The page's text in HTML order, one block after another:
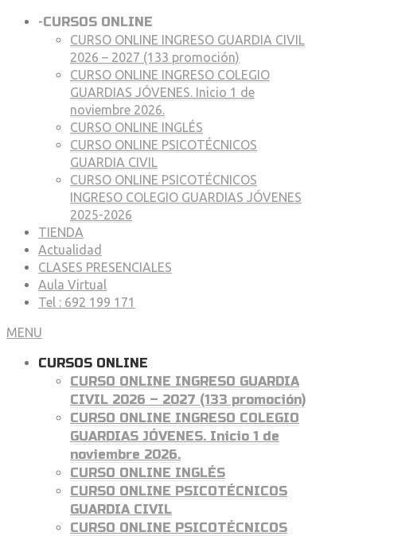
-CURSOS ONLINE
CURSO ONLINE INGRESO GUARDIA CIVIL
2026 – 2027 (133 promoción)
CURSO ONLINE INGRESO COLEGIO
GUARDIAS JÓVENES. Inicio 1 de
noviembre 2026.
CURSO ONLINE INGLÉS
CURSO ONLINE PSICOTÉCNICOS
GUARDIA CIVIL
CURSO ONLINE PSICOTÉCNICOS
INGRESO COLEGIO GUARDIAS JÓVENES
2025-2026
TIENDA
Actualidad
CLASES PRESENCIALES
Aula Virtual
Tel : 692 199 171
MENU
CURSOS ONLINE
CURSO ONLINE INGRESO GUARDIA
CIVIL 2026 – 2027 (133 promoción)
CURSO ONLINE INGRESO COLEGIO
GUARDIAS JÓVENES. Inicio 1 de
noviembre 2026.
CURSO ONLINE INGLÉS
CURSO ONLINE PSICOTÉCNICOS
GUARDIA CIVIL
CURSO ONLINE PSICOTÉCNICOS